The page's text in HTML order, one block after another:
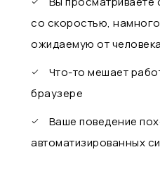
со скоростью,
ожидаемую от человека
Что-то мешает
браузере
Ваше поведение
автоматизированных